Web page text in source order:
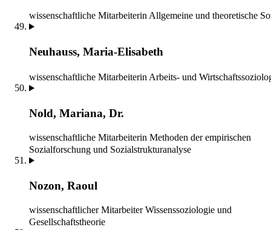
wissenschaftliche Mitarbeiterin Allgemeine und theoretische
Neuhauss, Maria-Elisabeth
wissenschaftliche Mitarbeiterin Arbeits- und
Nold, Mariana, Dr.
wissenschaftliche Mitarbeiterin Methoden der empirischen
Sozialforschung und Sozialstrukturanalyse
Nozon, Raoul
wissenschaftlicher Mitarbeiter Wissenssoziologie und
Gesellschaftstheorie